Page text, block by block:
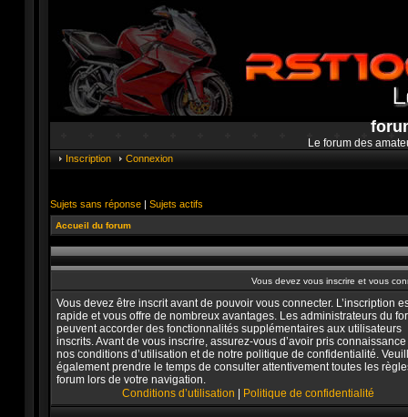
Le forum des
Inscription Connexion
Sujets sans réponse | Sujets actifs
Accueil du forum
Vous devez vous inscrire et vous
Vous devez être inscrit avant de pouvoir vous connecter. L’inscription
rapide et vous offre de nombreux avantages. Les administrateurs du
peuvent accorder des fonctionnalités supplémentaires aux utilisateurs
inscrits. Avant de vous inscrire, assurez-vous d’avoir pris
nos conditions d’utilisation et de notre politique de confidentialité.
également prendre le temps de consulter attentivement toutes les
forum lors de votre navigation.
Conditions d’utilisation
Politique de confidentialité